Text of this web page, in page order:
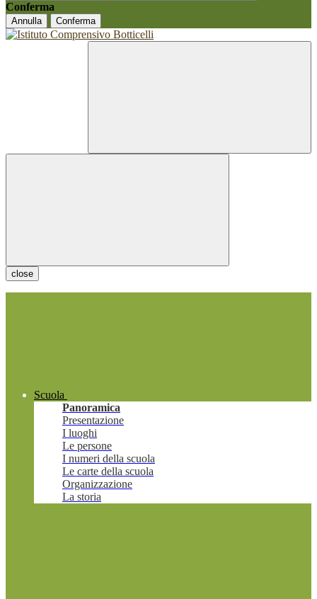
Conferma
Annulla Conferma
close
Scuola
Panoramica
Presentazione
I luoghi
Le persone
I numeri della scuola
Le carte della scuola
Organizzazione
La storia